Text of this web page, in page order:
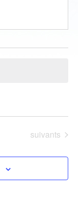
Évènements
suivants